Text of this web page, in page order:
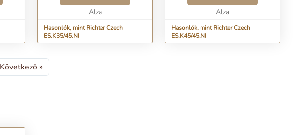
Alza
Hasonlók, mint Richter Czech
ES.K35/45.NI
Alza
Hasonlók, mint Richter Czech
ES.K45/45.NI
Következő »